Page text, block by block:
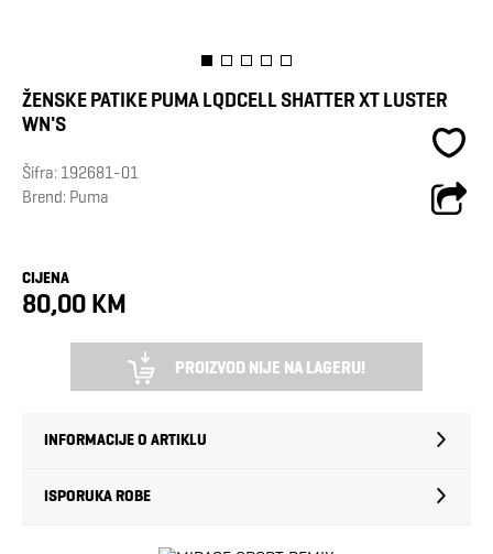
ŽENSKE PATIKE PUMA LQDCELL SHATTER XT LUSTER
WN'S
Šifra: 192681-01
Brend: Puma
CIJENA
80,00 KM
PROIZVOD NIJE NA LAGERU!
INFORMACIJE O ARTIKLU
ISPORUKA ROBE